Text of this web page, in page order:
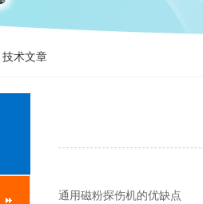
技术文章
通用磁粉探伤机的优缺点